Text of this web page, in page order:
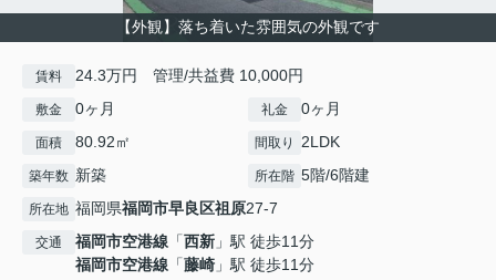
【外観】落ち着いた雰囲気の外観です
賃料 24.3万円 管理/共益費 10,000円
敷金 0ヶ月 礼金 0ヶ月
面積 80.92㎡ 間取り 2LDK
築年数 新築 所在階 5階/6階建
所在地 福岡県福岡市早良区祖原27-7
交通 福岡市空港線 「西新 」駅 徒歩11分
福岡市空港線 「藤崎 」駅 徒歩11分